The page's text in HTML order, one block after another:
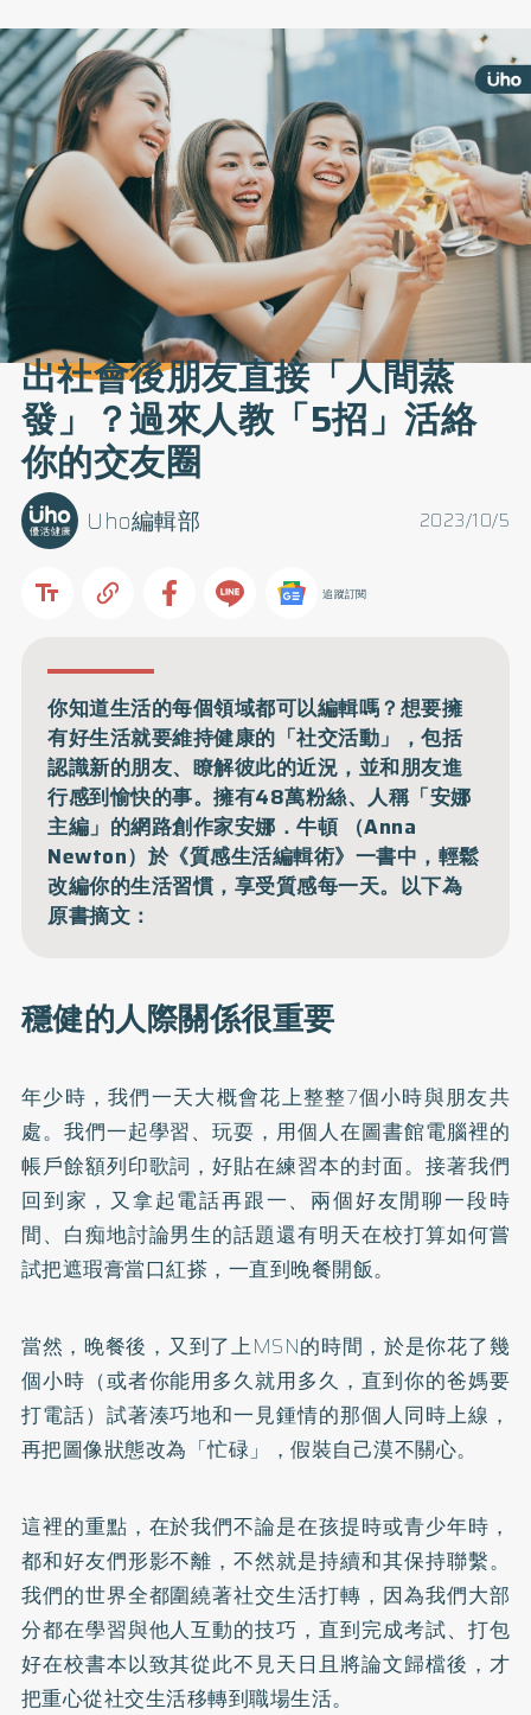
出社會後朋友直接「人間蒸
發」？過來人教「5招」活絡
你的交友圈
2023/10/5
Uho編輯部
追蹤訂閱
你知道生活的每個領域都可以編輯嗎？想要擁
有好生活就要維持健康的「社交活動」，包括
認識新的朋友、瞭解彼此的近況，並和朋友進
行感到愉快的事。擁有48萬粉絲、人稱「安娜
主編」的網路創作家安娜．牛頓 （Anna
Newton）於《質感生活編輯術》一書中，輕鬆
改編你的生活習慣，享受質感每一天。以下為
原書摘文：
穩健的人際關係很重要
年少時，我們一天大概會花上整整7個小時與朋友共
處。我們一起學習、玩耍，用個人在圖書館電腦裡的
帳戶餘額列印歌詞，好貼在練習本的封面。接著我們
回到家，又拿起電話再跟一、兩個好友閒聊一段時
間、白痴地討論男生的話題還有明天在校打算如何嘗
試把遮瑕膏當口紅搽，一直到晚餐開飯。
當然，晚餐後，又到了上MSN的時間，於是你花了幾
個小時（或者你能用多久就用多久，直到你的爸媽要
打電話）試著湊巧地和一見鍾情的那個人同時上線，
再把圖像狀態改為「忙碌」，假裝自己漠不關心。
這裡的重點，在於我們不論是在孩提時或青少年時，
都和好友們形影不離，不然就是持續和其保持聯繫。
我們的世界全都圍繞著社交生活打轉，因為我們大部
分都在學習與他人互動的技巧，直到完成考試、打包
好在校書本以致其從此不見天日且將論文歸檔後，才
把重心從社交生活移轉到職場生活。